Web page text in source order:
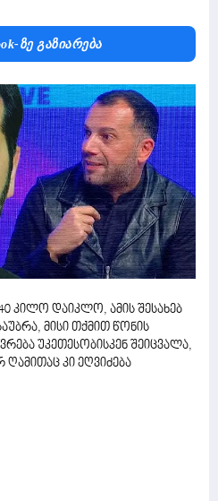
Ზე Გაზიარება
კილო დაიკლო, ამის შესახებ
მისი თქმით წონის
უკეთესობისკენ შეიცვალა,
კი ეღვიძება